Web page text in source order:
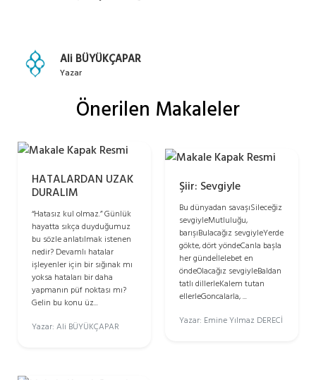
Ali BÜYÜKÇAPAR
Yazar
Önerilen Makaleler
HATALARDAN UZAK
DURALIM
“Hatasız kul olmaz.” Günlük
hayatta sıkça duyduğumuz
bu sözle anlatılmak istenen
nedir? Devamlı hatalar
işleyenler için bir sığınak mı
yoksa hataları bir daha
yapmanın püf noktası mı?
Gelin bu konu üz...
Yazar: Ali BÜYÜKÇAPAR
Şiir: Sevgiyle
Bu dünyadan savaşıSileceğiz
sevgiyleMutluluğu,
barışıBulacağız sevgiyleYerde
gökte, dört yöndeCanla başla
her gündeİlelebet en
öndeOlacağız sevgiyleBaldan
tatlı dillerleKalem tutan
ellerleGoncalarla, ...
Yazar: Emine Yılmaz DERECİ